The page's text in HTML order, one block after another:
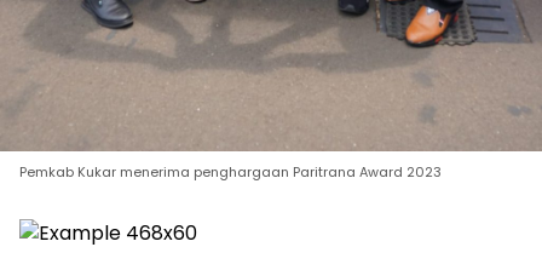
Pemkab Kukar menerima penghargaan Paritrana Award 2023